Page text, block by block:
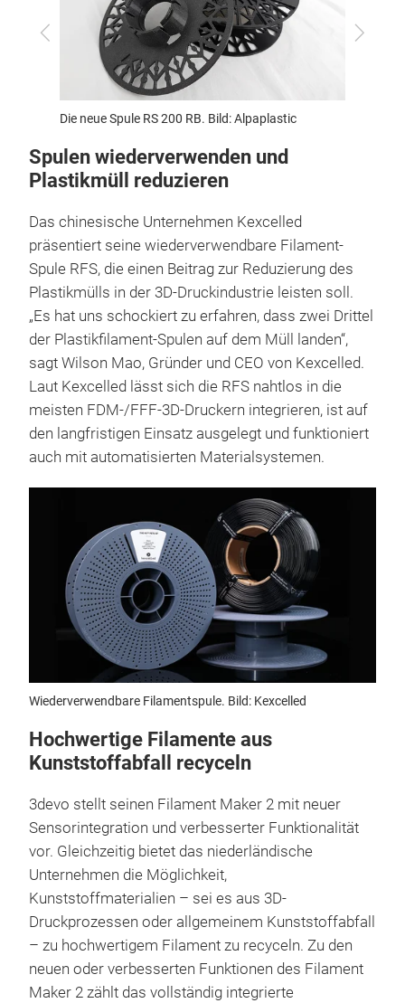
Zurück Vor
Die neue Spule RS 200 RB. Bild: Alpaplastic
Spulen wiederverwenden und
Plastikmüll reduzieren
Das chinesische Unternehmen Kexcelled
präsentiert seine wiederverwendbare Filament-
Spule RFS, die einen Beitrag zur Reduzierung des
Plastikmülls in der 3D-Druckindustrie leisten soll.
„Es hat uns schockiert zu erfahren, dass zwei Drittel
der Plastikfilament-Spulen auf dem Müll landen“,
sagt Wilson Mao, Gründer und CEO von Kexcelled.
Laut Kexcelled lässt sich die RFS nahtlos in die
meisten FDM-/FFF-3D-Druckern integrieren, ist auf
den langfristigen Einsatz ausgelegt und funktioniert
auch mit automatisierten Materialsystemen.
Wiederverwendbare Filamentspule. Bild: Kexcelled
Hochwertige Filamente aus
Kunststoffabfall recyceln
3devo stellt seinen Filament Maker 2 mit neuer
Sensorintegration und verbesserter Funktionalität
vor. Gleichzeitig bietet das niederländische
Unternehmen die Möglichkeit,
Kunststoffmaterialien – sei es aus 3D-
Druckprozessen oder allgemeinem Kunststoffabfall
– zu hochwertigem Filament zu recyceln. Zu den
neuen oder verbesserten Funktionen des Filament
Maker 2 zählt das vollständig integrierte